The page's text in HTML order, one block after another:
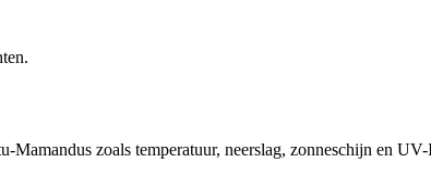
zoals temperatuur, neerslag, zonneschijn en